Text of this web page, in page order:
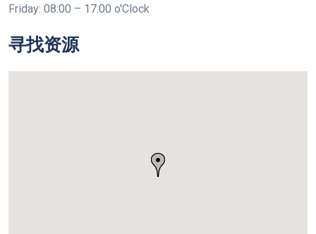
Friday: 08:00 – 17:00 o'Clock
寻找资源